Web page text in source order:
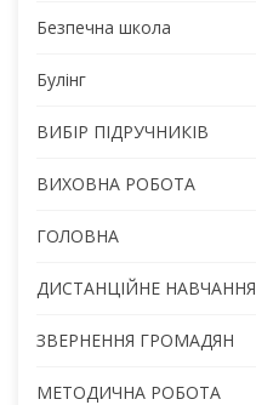
Безпечна школа
Булінг
ВИБІР ПІДРУЧНИКІВ
ВИХОВНА РОБОТА
ГОЛОВНА
ДИСТАНЦІЙНЕ НАВЧАННЯ
ЗВЕРНЕННЯ ГРОМАДЯН
МЕТОДИЧНА РОБОТА